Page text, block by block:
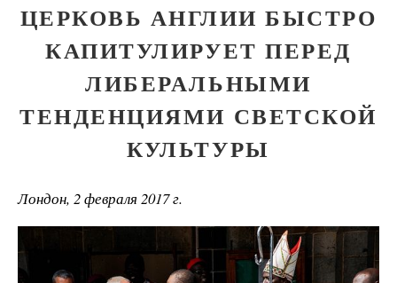
ЦЕРКОВЬ АНГЛИИ БЫСТРО
КАПИТУЛИРУЕТ ПЕРЕД
ЛИБЕРАЛЬНЫМИ
ТЕНДЕНЦИЯМИ СВЕТСКОЙ
КУЛЬТУРЫ
Лондон, 2 февраля 2017 г.